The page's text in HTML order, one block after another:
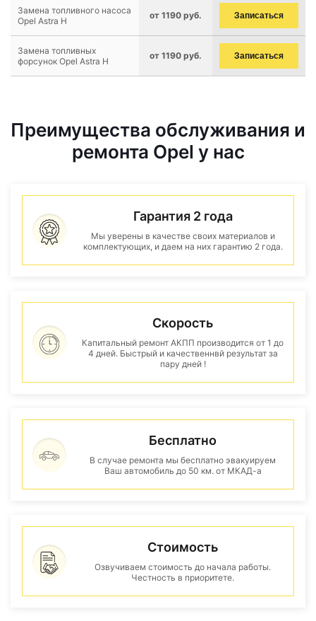
Замена топливного насоса
Opel Astra H
от 1190 руб. Записаться
Замена топливных
форсунок Opel Astra H
от 1190 руб. Записаться
Преимущества обслуживания и
ремонта Opel у нас
Гарантия 2 года
Мы уверены в качестве своих материалов и
комплектующих, и даем на них гарантию 2 года.
Скорость
Капитальный ремонт АКПП производится от 1 до
4 дней. Быстрый и качественнвй результат за
пару дней !
Бесплатно
В случае ремонта мы бесплатно эвакуируем
Ваш автомобиль до 50 км. от МКАД-а
Стоимость
Озвучиваем стоимость до начала работы.
Честность в приоритете.